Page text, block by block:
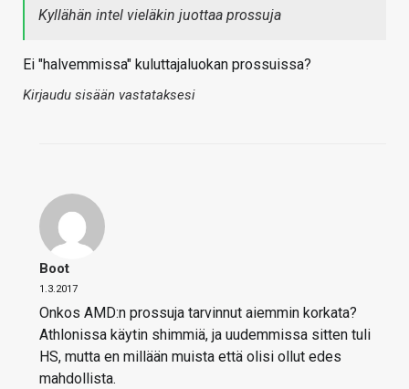
Kyllähän intel vieläkin juottaa prossuja
Ei "halvemmissa" kuluttajaluokan prossuissa?
Kirjaudu sisään vastataksesi
Boot
1.3.2017
Onkos AMD:n prossuja tarvinnut aiemmin korkata?
Athlonissa käytin shimmiä, ja uudemmissa sitten tuli
HS, mutta en millään muista että olisi ollut edes
mahdollista.